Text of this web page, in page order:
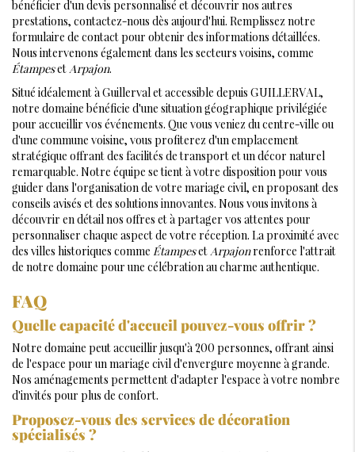
bénéficier d'un devis personnalisé et découvrir nos autres
prestations, contactez-nous dès aujourd'hui. Remplissez notre
formulaire de contact pour obtenir des informations détaillées.
Nous intervenons également dans les secteurs voisins, comme
Étampeset Arpajon.
Situé idéalement à Guillerval et accessible depuis GUILLERVAL,
notre domaine bénéficie d'une situation géographique privilégiée
pour accueillir vos événements. Que vous veniez du centre-ville ou
d'une commune voisine, vous profiterez d'un emplacement
stratégique offrant des facilités de transport et un décor naturel
remarquable. Notre équipe se tient à votre disposition pour vous
guider dans l'organisation de votre mariage civil, en proposant des
conseils avisés et des solutions innovantes. Nous vous invitons à
découvrir en détail nos offres et à partager vos attentes pour
personnaliser chaque aspect de votre réception. La proximité avec
des villes historiques comme Étampeset Arpajonrenforce l'attrait
de notre domaine pour une célébration au charme authentique.
FAQ
Quelle capacité d'accueil pouvez-vous offrir ?
Notre domaine peut accueillir jusqu'à 200 personnes, offrant ainsi
de l'espace pour un mariage civil d'envergure moyenne à grande.
Nos aménagements permettent d'adapter l'espace à votre nombre
d'invités pour plus de confort.
Proposez-vous des services de décoration
spécialisés ?